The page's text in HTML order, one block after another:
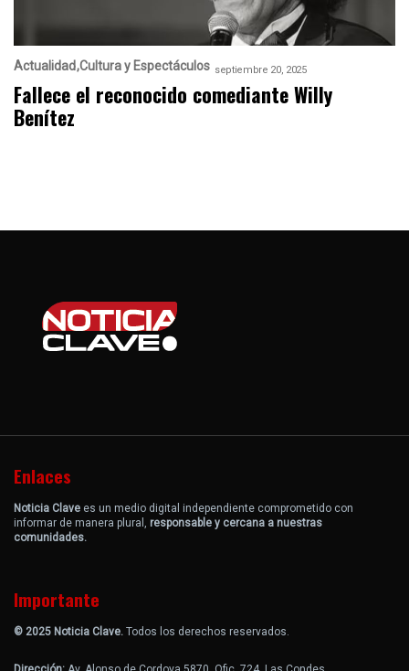
Actualidad Cultura y Espectáculos septiembre 20, 2025
Fallece el reconocido comediante Willy
Benítez
Enlaces
Noticia Clave es un medio digital independiente comprometido con
informar de manera plural, responsable y cercana a nuestras
comunidades.
Importante
© 2025 Noticia Clave. Todos los derechos reservados.